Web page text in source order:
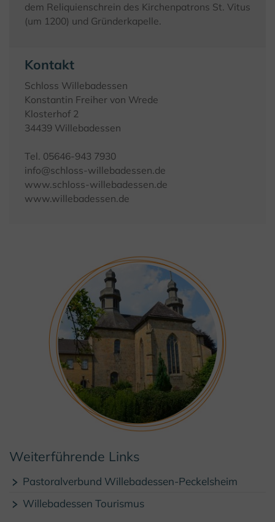
dem Reliquienschrein des Kirchenpatrons St. Vitus
(um 1200) und Gründerkapelle.
Kontakt
Schloss Willebadessen
Konstantin Freiher von Wrede
Klosterhof 2
34439 Willebadessen
Tel. 05646-943 7930
info@schloss-willebadessen.de
www.schloss-willebadessen.de
www.willebadessen.de
© Kulturland Kreis Höxter
Weiterführende Links
Pastoralverbund Willebadessen-Peckelsheim
Willebadessen Tourismus